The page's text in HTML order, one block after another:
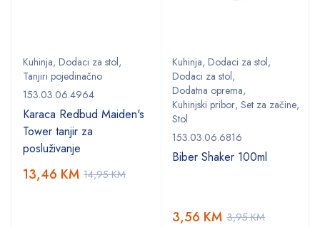
Kuhinja, Dodaci za stol,
Tanjiri pojedinačno
153.03.06.4964
Karaca Redbud Maiden's
Tower tanjir za
posluživanje
14,95KM
13,46 KM
Kuhinja, Dodaci za stol,
Dodaci za stol,
Dodatna oprema,
Kuhinjski pribor, Set za začine,
Stol
153.03.06.6816
Biber Shaker 100ml
3,95KM
3,56 KM